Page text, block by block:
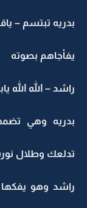
بدريه تبتسم –
يفأجاهم بصوته
راشد – الله
بدريه وهي
تدلعك وطلال
راشد وهو